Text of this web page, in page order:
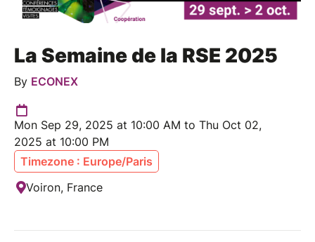
La Semaine de la RSE 2025
By ECONEX
Mon Sep 29, 2025 at 10:00 AM to Thu Oct 02,
2025 at 10:00 PM
Timezone : Europe/Paris
Voiron, France